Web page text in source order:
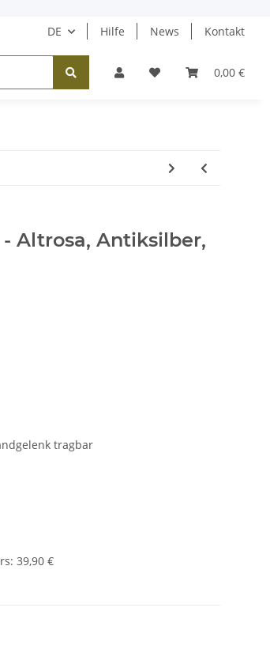
DE Hilfe News Kontakt
0,00 €
Halsketten Ohrringe
Altrosa, Antiksilber,
tragbar
: 39,90 €